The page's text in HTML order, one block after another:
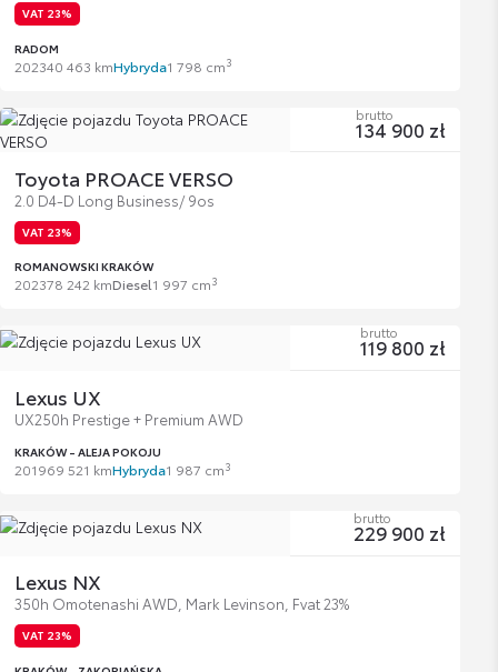
VAT 23%
RADOM
202340 463 kmHybryda1 798 cm3
Toyota PROACE VERSO
2.0 D4-D Long Business/ 9os
VAT 23%
ROMANOWSKI KRAKÓW
202378 242 kmDiesel1 997 cm3
brutto
134 900 zł
Lexus UX
UX250h Prestige + Premium AWD
KRAKÓW - ALEJA POKOJU
201969 521 kmHybryda1 987 cm3
brutto
119 800 zł
Lexus NX
350h Omotenashi AWD, Mark Levinson, Fvat 23%
VAT 23%
brutto
229 900 zł